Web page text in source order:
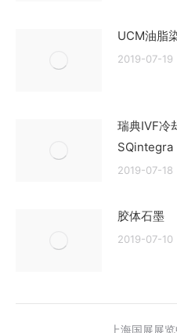
UCM油脂
2019-07-19
瑞典IVF冷
SQintegra
2019-07-18
胶体石墨
2019-07-10
上海国展展